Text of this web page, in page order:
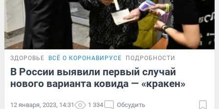
ЗДОРОВЬЕ ВСЁ О КОРОНАВИРУСЕ ПОДРОБНОСТИ
В России выявили первый случай
нового варианта ковида — «кракен»
12 января, 2023, 14:31 1 334 Обсудить